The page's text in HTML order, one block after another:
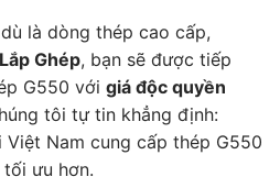
là dòng thép cao cấp,
Ghép, bạn sẽ được tiếp
G550 với giá độc quyền
tôi tự tin khẳng định:
Nam cung cấp thép G550
ưu hơn.